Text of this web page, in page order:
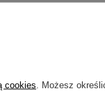
cookies . Możesz